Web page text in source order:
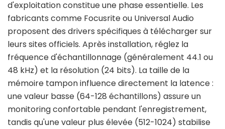
d'exploitation constitue une phase essentielle. Les
fabricants comme Focusrite ou Universal Audio
proposent des drivers spécifiques à télécharger sur
leurs sites officiels. Après installation, réglez la
fréquence d'échantillonnage (généralement 44.1 ou
48 kHz) et la résolution (24 bits). La taille de la
mémoire tampon influence directement la latence :
une valeur basse (64-128 échantillons) assure un
monitoring confortable pendant l'enregistrement,
tandis qu'une valeur plus élevée (512-1024) stabilise